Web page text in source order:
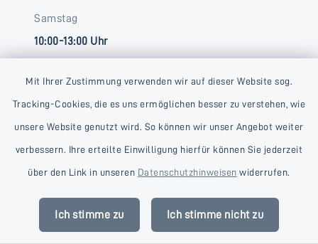
Mit Ihrer Zustimmung verwenden wir auf dieser Website sog.
Tracking-Cookies, die es uns ermöglichen besser zu verstehen, wie
unsere Website genutzt wird. So können wir unser Angebot weiter
verbessern. Ihre erteilte Einwilligung hierfür können Sie jederzeit
über den Link in unseren Datenschutzhinweisen widerrufen.
Ich stimme zu Ich stimme nicht zu
Samstag
10:00-13:00 Uhr
Kontakt
Barrierefreiheit
Datenschutz